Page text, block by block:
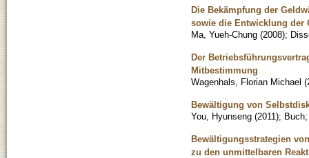
Die Bekämpfung der
sowie die Entwicklung der
Ma, Yueh-Chung (2008);
Der
Mitbestimmung
Wagenhals, Florian Michael (
Bewältigung von
You, Hyunseng (2011); Buch
Bewältigungsstrategien
zu den unmittelbaren